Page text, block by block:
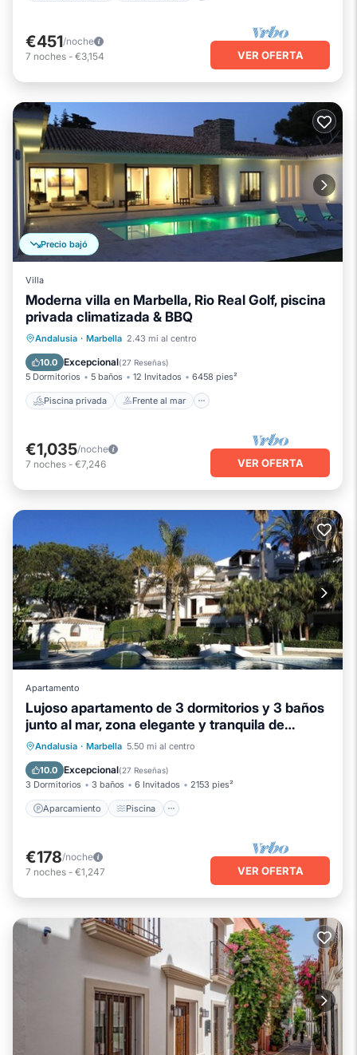
€451/noche
7 noches - €3,154 VER OFERTA
Precio bajó
Villa
Moderna villa en Marbella, Rio Real Golf, piscina
privada climatizada & BBQ
Andalusia · Marbella 2.43 mi al centro
10.0 Excepcional(27 Reseñas)
5 Dormitorios 5 baños 12 Invitados 6458 pies²
Piscina privada Frente al mar
Piscina privada
Frente al mar
Aparcamiento
€1,035/noche
7 noches - €7,246 VER OFERTA
Apartamento
Lujoso apartamento de 3 dormitorios y 3 baños
junto al mar, zona elegante y tranquila de
ELVIRIA
Andalusia · Marbella 5.50 mi al centro
10.0 Excepcional(27 Reseñas)
3 Dormitorios 3 baños 6 Invitados 2153 pies²
Aparcamiento Piscina
Aparcamiento Piscina
Balcón/Terraza
€178/noche
7 noches - €1,247 VER OFERTA